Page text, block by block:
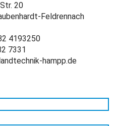
20
Feldrennach
4193250
7331
hampp.de